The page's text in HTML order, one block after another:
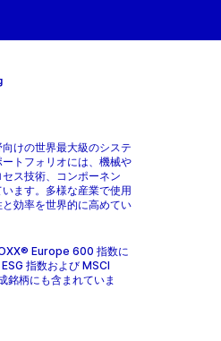
けの世界最大級のシステ
トフォリオには、機械や
ス技術、コンポーネン
ます。多様な産業で使用
効率を世界的に高めてい
Europe 600 指数に
指数および MSCI
柄にも含まれていま